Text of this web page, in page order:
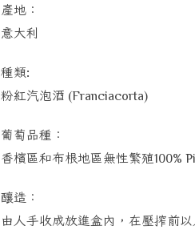
產地：
意大利
種類:
粉紅汽泡酒 (Franciacorta)
葡萄品種：
香檳區和布根地區無性繁殖100%
釀造：
由人手收成放進盒內，在壓搾前